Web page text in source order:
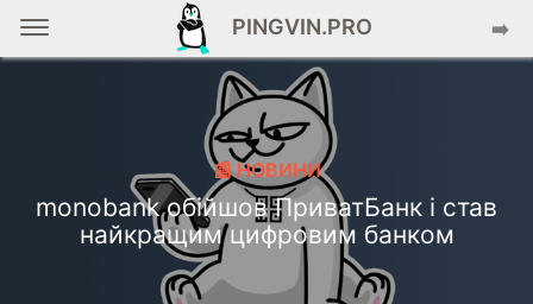
PINGVIN.PRO ➡️
📰 НОВИНИ
monobank обійшов ПриватБанк і став
найкращим цифровим банком